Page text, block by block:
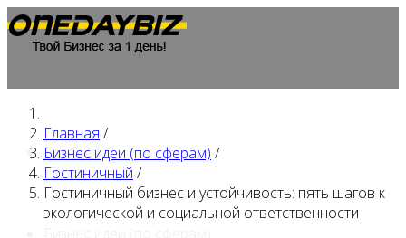
Главная
Главная /
Бизнес идеи (по сферам) /
Гостиничный /
Гостиничный бизнес и устойчивость: пять шагов к
экологической и социальной ответственности